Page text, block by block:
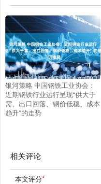
银河策略 中国钢铁工业协会：
近期钢铁行业运行呈现“供大于
需、出口回落、钢价低稳、成本
趋升”的走势
相关评论
本文评分*